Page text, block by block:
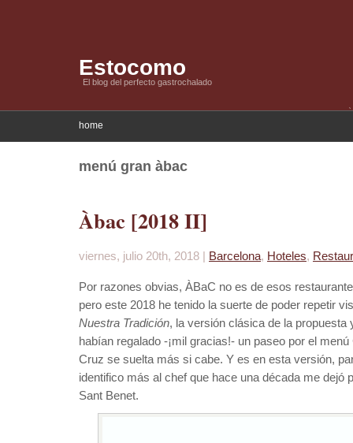
Estocomo
El blog del perfecto gastrochalado
home
menú gran àbac
Àbac [2018 II]
viernes, julio 20th, 2018 | Barcelona, Hoteles,
Por razones obvias, ÀBaC no es de esos
pero este 2018 he tenido la suerte de poder repetir
Nuestra Tradición, la versión clásica de la propuesta
habían regalado -¡mil gracias!- un paseo por el
Cruz se suelta más si cabe. Y es en esta versión,
identifico más al chef que hace una década me dejó
Sant Benet.